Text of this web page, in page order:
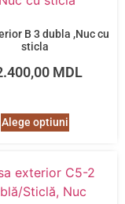
B 3 dubla ,Nuc cu
sticla
MDL
Alege optiuni